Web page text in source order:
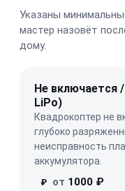
Указаны
мастер назовёт
дому.
Не включается
LiPo)
Квадрокоптер не
глубоко
неисправность
аккумулятора.
₽ от 1000 ₽